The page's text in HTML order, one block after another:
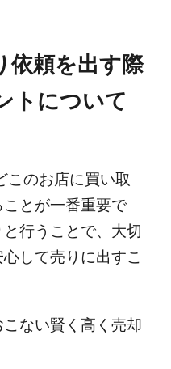
依頼を出す際
トについて
このお店に買い取
とが一番重要で
行うことで、大切
して売りに出すこ
ない賢く高く売却